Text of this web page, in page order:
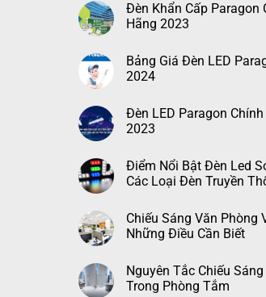
Đèn Khẩn Cấp Paragon
Hãng 2023
Bảng Giá Đèn LED
2024
Đèn LED Paragon
2023
Điểm Nổi Bật Đèn Led
Các Loại Đèn Truyền
Chiếu Sáng Văn Phòng
Những Điều Cần Biết
Nguyên Tắc Chiếu Sáng
Trong Phòng Tắm